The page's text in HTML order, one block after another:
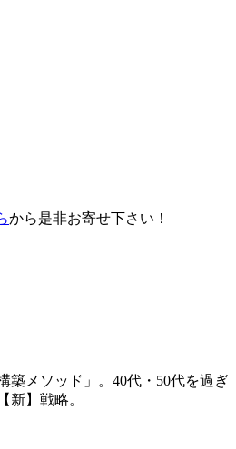
から是非お寄せ下さい！
築メソッド」。40代・50代を過ぎ
】戦略。